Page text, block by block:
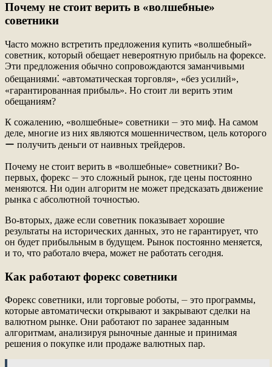
Почему не стоит верить в «волшебные»
советники
Часто можно встретить предложения купить «волшебный»
советник, который обещает невероятную прибыль на форексе.
Эти предложения обычно сопровождаются заманчивыми
обещаниями⁚ «автоматическая торговля», «без усилий»,
«гарантированная прибыль». Но стоит ли верить этим
обещаниям?
К сожалению, «волшебные» советники ⏤ это миф. На самом
деле, многие из них являются мошенничеством, цель которого
ー получить деньги от наивных трейдеров.
Почему не стоит верить в «волшебные» советники? Во-
первых, форекс ⏤ это сложный рынок, где цены постоянно
меняются. Ни один алгоритм не может предсказать движение
рынка с абсолютной точностью.
Во-вторых, даже если советник показывает хорошие
результаты на исторических данных, это не гарантирует, что
он будет прибыльным в будущем. Рынок постоянно меняется,
и то, что работало вчера, может не работать сегодня.
Как работают форекс советники
Форекс советники, или торговые роботы, ⏤ это программы,
которые автоматически открывают и закрывают сделки на
валютном рынке. Они работают по заранее заданным
алгоритмам, анализируя рыночные данные и принимая
решения о покупке или продаже валютных пар.